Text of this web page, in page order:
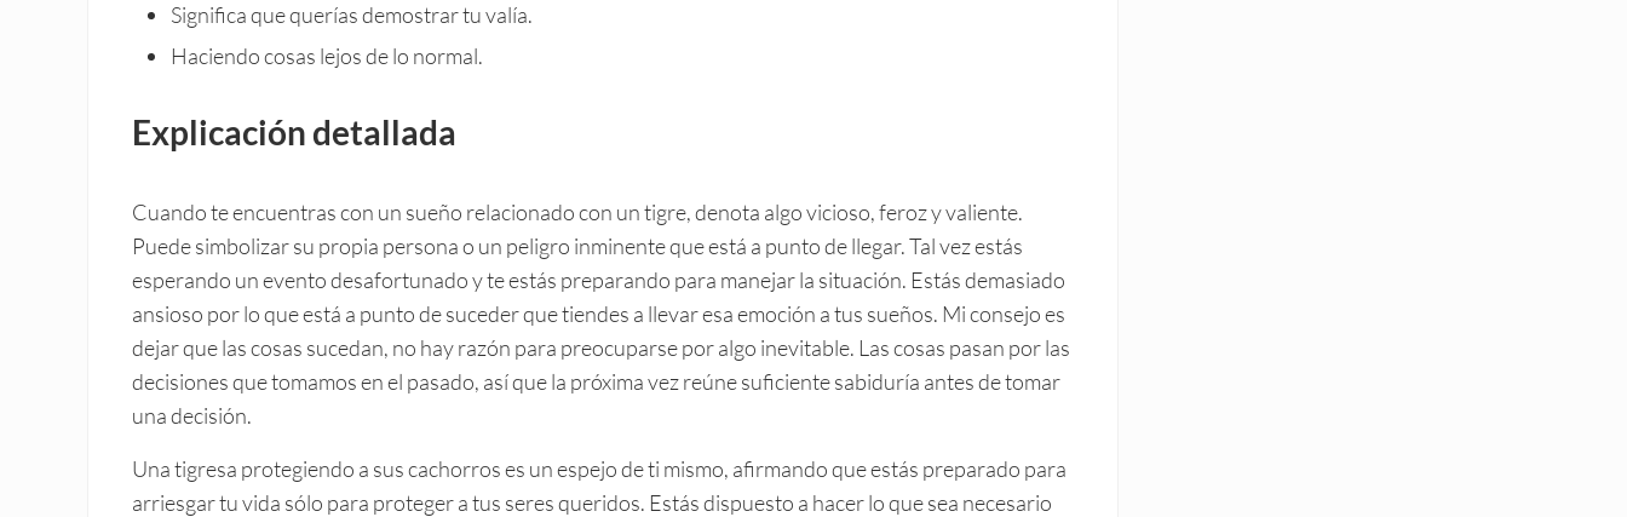
Significa que querías demostrar tu valía.
Haciendo cosas lejos de lo normal.
Explicación detallada
Cuando te encuentras con un sueño relacionado con un tigre, denota algo vicioso, feroz y valiente.
Puede simbolizar su propia persona o un peligro inminente que está a punto de llegar. Tal vez estás
esperando un evento desafortunado y te estás preparando para manejar la situación. Estás demasiado
ansioso por lo que está a punto de suceder que tiendes a llevar esa emoción a tus sueños. Mi consejo es
dejar que las cosas sucedan, no hay razón para preocuparse por algo inevitable. Las cosas pasan por las
decisiones que tomamos en el pasado, así que la próxima vez reúne suficiente sabiduría antes de tomar
una decisión.
Una tigresa protegiendo a sus cachorros es un espejo de ti mismo, afirmando que estás preparado para
arriesgar tu vida sólo para proteger a tus seres queridos. Estás dispuesto a hacer lo que sea necesario